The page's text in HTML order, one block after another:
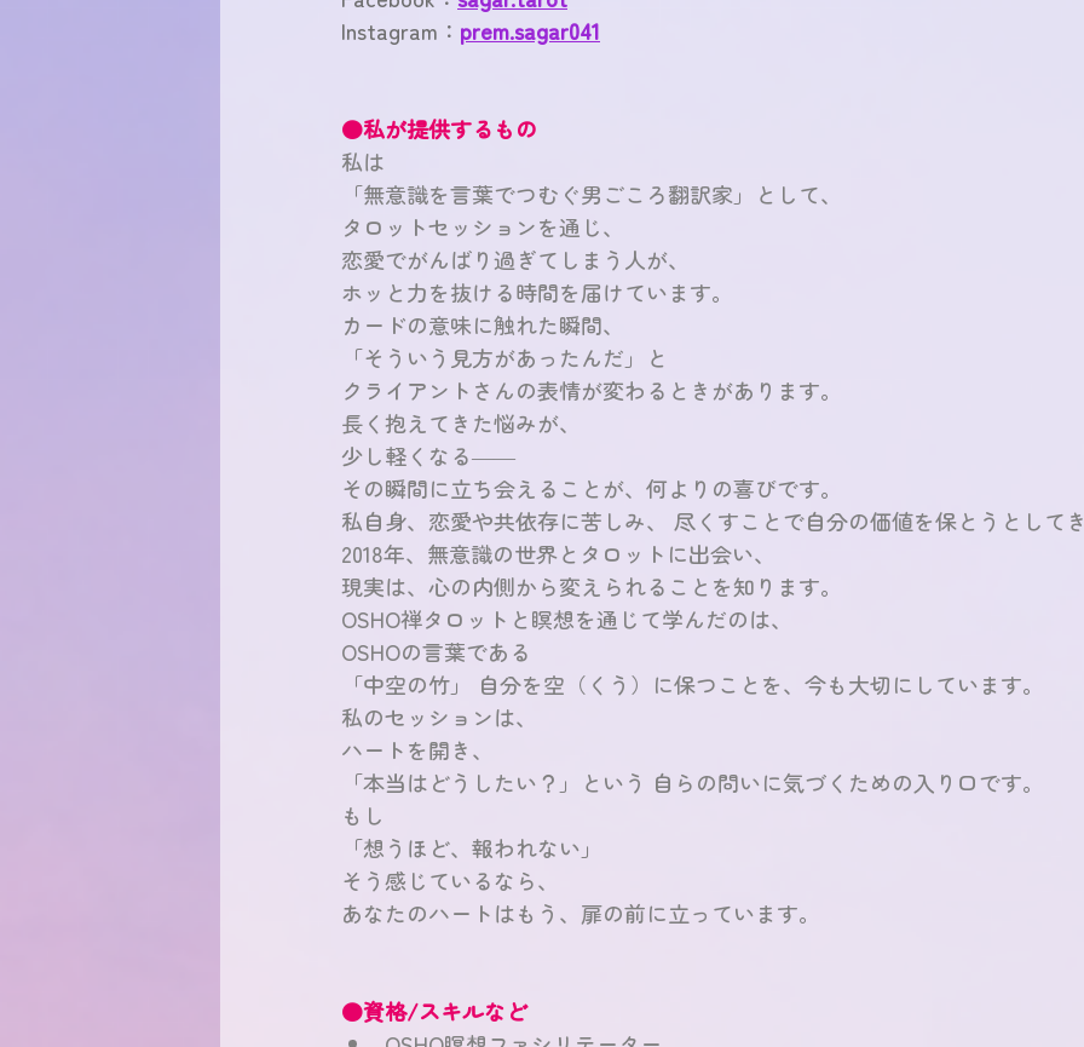
Instagram： prem.sagar041
●私が提供するもの
私は
「無意識を言葉でつむぐ男ごころ翻訳家」として、
タロットセッションを通じ、
恋愛でがんばり過ぎてしまう人が、
ホッと力を抜ける時間を届けています。
カードの意味に触れた瞬間、
「そういう見方があったんだ」と
クライアントさんの表情が変わるときがあります。
長く抱えてきた悩みが、
少し軽くなる――
その瞬間に立ち会えることが、何よりの喜びです。
私自身、恋愛や共依存に苦しみ、 尽くすことで自分の価値を保とうとして
2018年、無意識の世界とタロットに出会い、
現実は、心の内側から変えられることを知ります。
OSHO禅タロットと瞑想を通じて学んだのは、
OSHOの言葉である
「中空の竹」 自分を空（くう）に保つことを、今も大切にしています。
私のセッションは、
ハートを開き、
「本当はどうしたい？」という 自らの問いに気づくための入り口です。
もし
「想うほど、報われない」
そう感じているなら、
あなたのハートはもう、扉の前に立っています。
●資格/スキルなど